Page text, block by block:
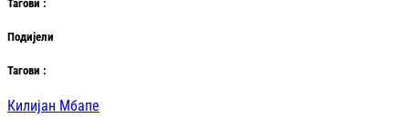
Тагови :
Подијели
Тагови :
Килијан Мбапе